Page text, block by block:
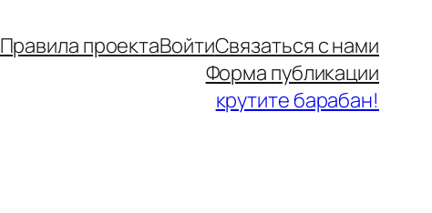
Правила проектаВойтиСвязаться с нами
Форма публикации
крутите барабан!